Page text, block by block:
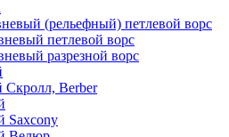
(рельефный) петлевой ворс
петлевой ворс
разрезной ворс
Скролл, Berber
Saxcony